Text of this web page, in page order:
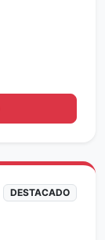
DESTACADO